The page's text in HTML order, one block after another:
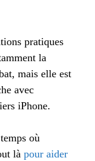
pratiques
la
mais elle est
avec
iPhone.
où
là pour aider